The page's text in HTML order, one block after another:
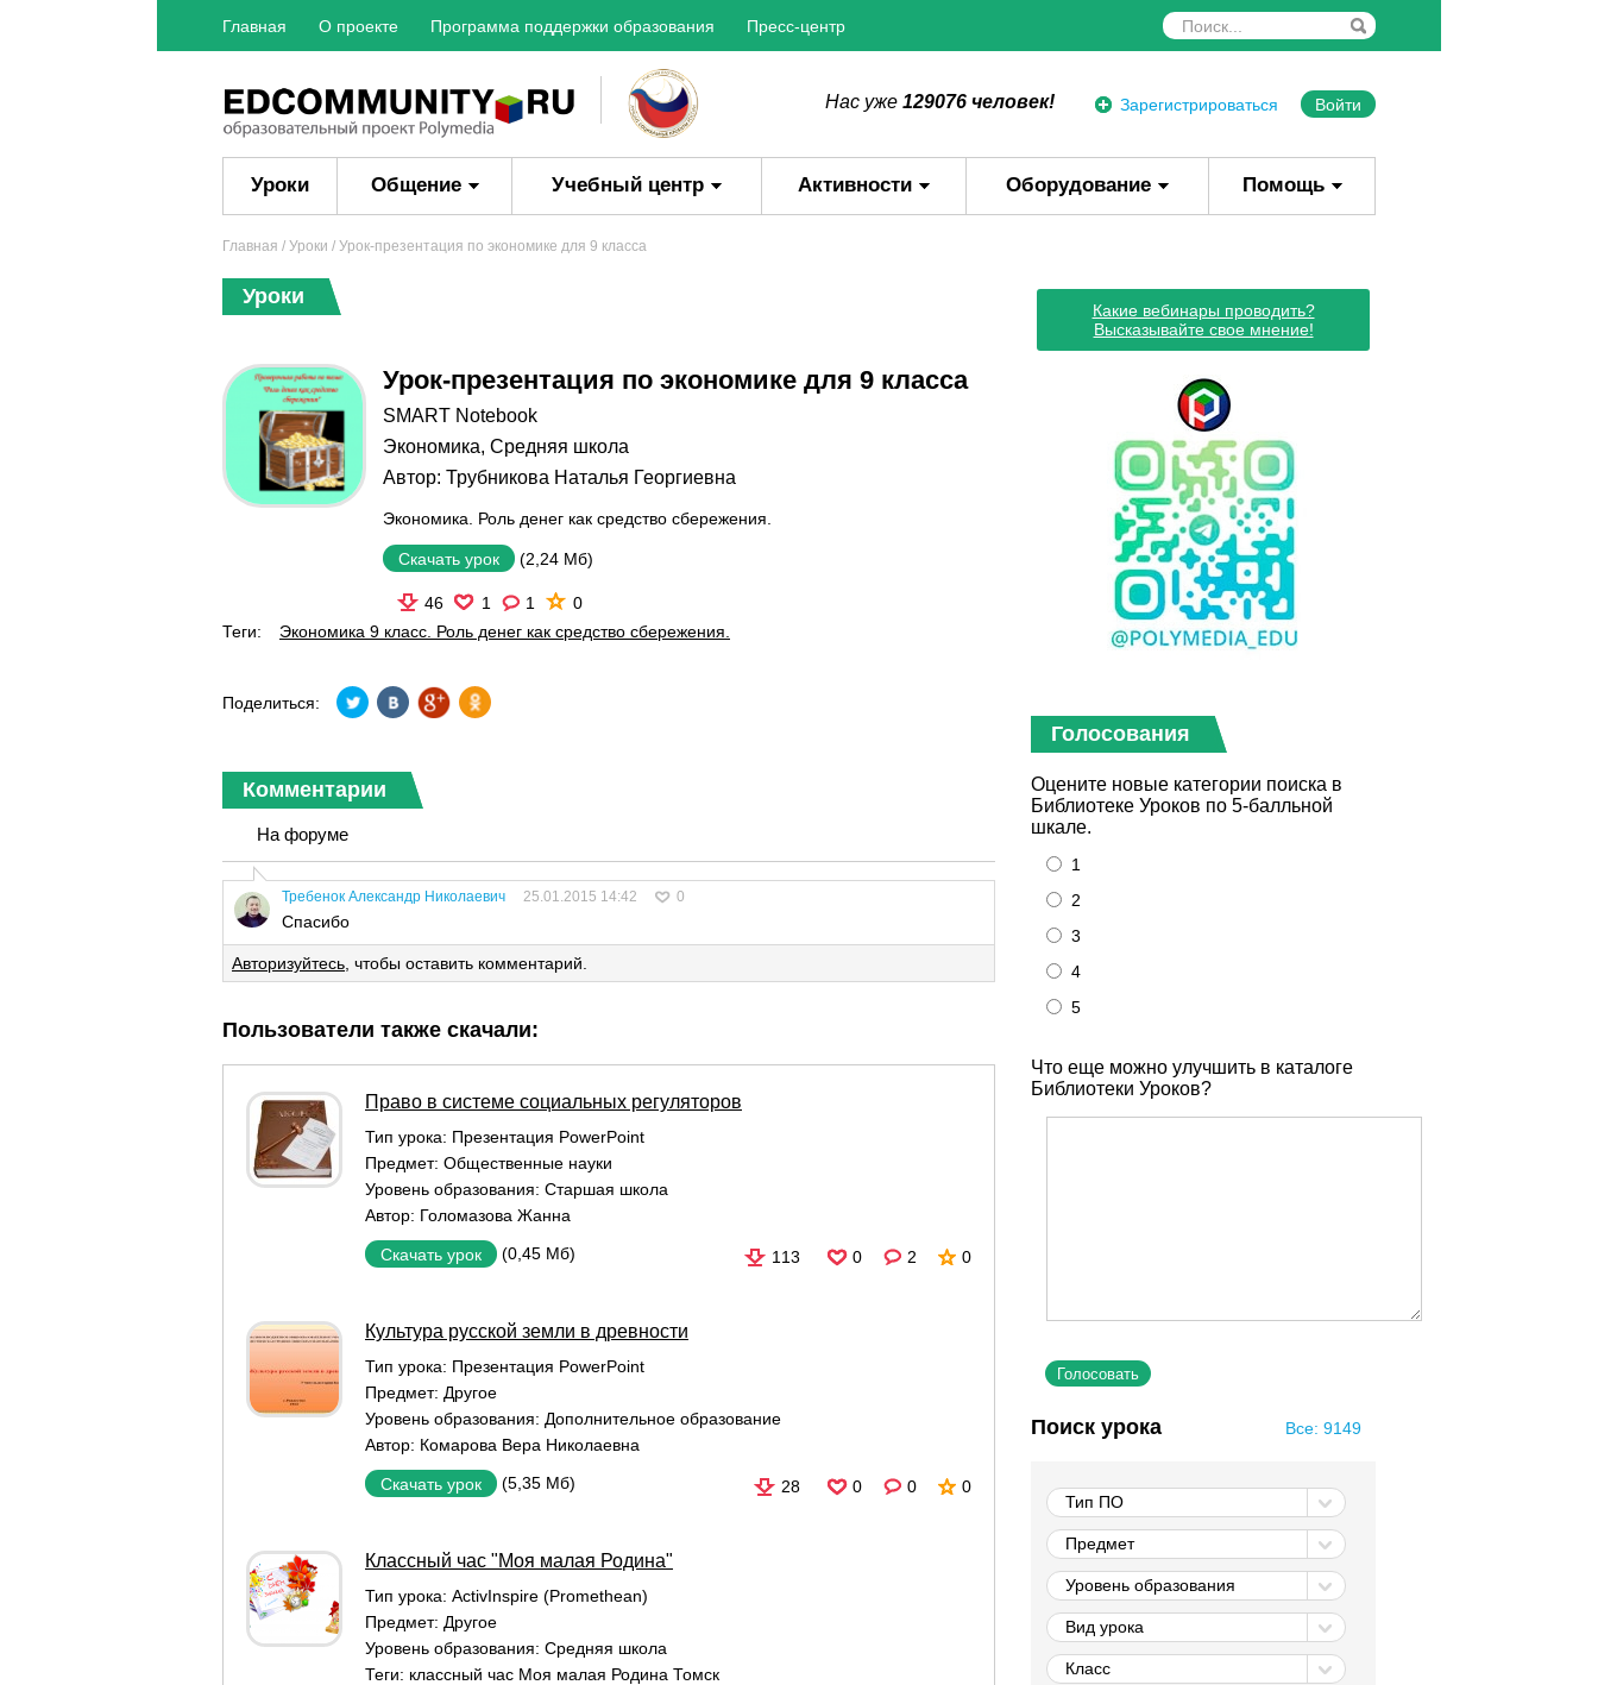
Главная О проекте Программа поддержки образования Пресс-центр
Зарегистрироваться Войти
Нас уже 129076 человек!
Уроки Общение Учебный центр Активности Оборудование Помощь
Главная / Уроки / Урок-презентация по экономике для 9 класса
Уроки
Урок-презентация по экономике для 9 класса
SMART Notebook
Экономика, Средняя школа
Автор: Трубникова Наталья Георгиевна
Экономика. Роль денег как средство сбережения.
Скачать урок (2,24 Мб)
46 1 1
0
Теги:
Экономика 9 класс. Роль денег как средство сбережения.
Поделиться:
Комментарии
На форуме
Требенок Александр Николаевич 25.01.2015 14:42 0
Спасибо
Авторизуйтесь , чтобы оставить комментарий.
Пользователи также скачали:
Право в системе социальных регуляторов
Тип урока: Презентация PowerPoint
Предмет: Общественные науки
Уровень образования: Старшая школа
Автор: Голомазова Жанна
Скачать урок (0,45 Мб) 113 0 2 0
Культура русской земли в древности
Тип урока: Презентация PowerPoint
Предмет: Другое
Уровень образования: Дополнительное образование
Автор: Комарова Вера Николаевна
Скачать урок (5,35 Мб) 28 0 0 0
Классный час "Моя малая Родина"
Тип урока: ActivInspire (Promethean)
Предмет: Другое
Уровень образования: Средняя школа
Теги: классный час Моя малая Родина Томск
Какие вебинары проводить?
Высказывайте свое мнение!
Голосования
Оцените новые категории поиска в
Библиотеке Уроков по 5-балльной
шкале.
1
2
3
4
5
Что еще можно улучшить в каталоге
Библиотеки Уроков?
Все: 9149
Поиск урока
Тип ПО
Предмет
Уровень образования
Вид урока
Класс